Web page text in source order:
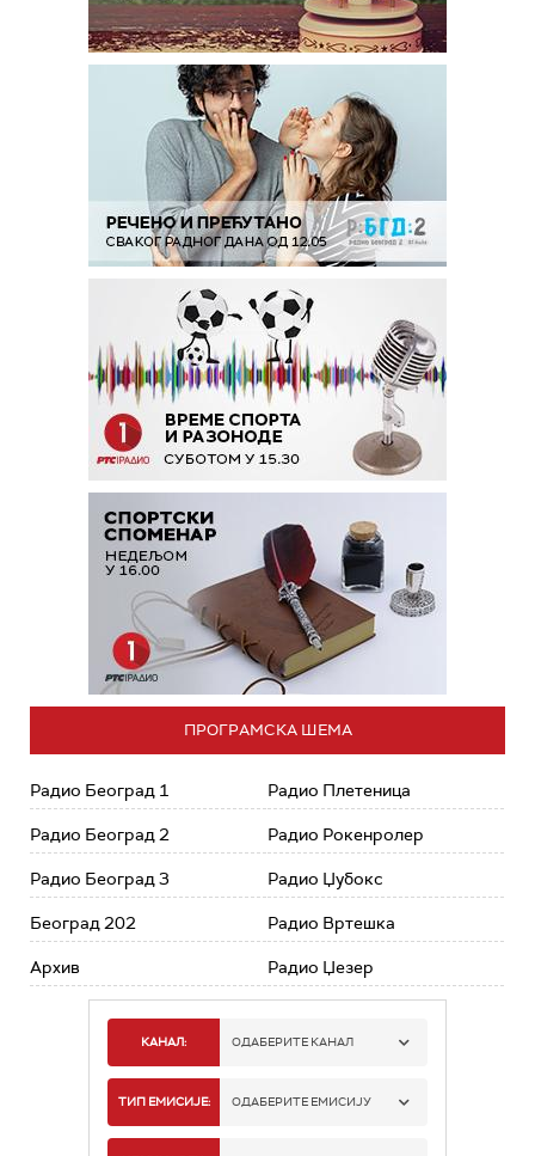
ПРОГРАМСКА ШЕМА
Радио Београд 1
Радио Београд 2
Радио Београд 3
Београд 202
Архив
Радио Плетеница
Радио Рокенролер
Радио Џубокс
Радио Вртешка
Радио Џезер
КАНАЛ: ОДАБЕРИТЕ КАНАЛ
РАДИО БЕОГРАД 1
ТИП ЕМИСИЈЕ: ОДАБЕРИТЕ ЕМИСИЈУ